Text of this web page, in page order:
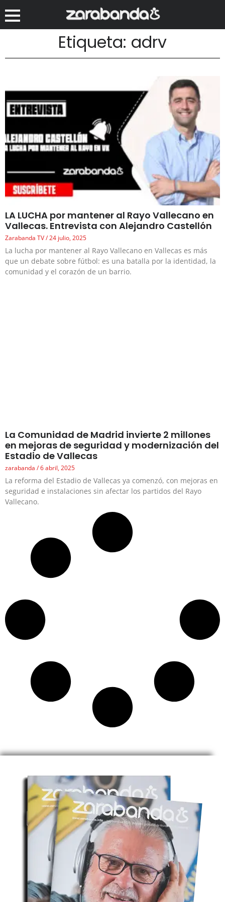
Etiqueta: adrv
LA LUCHA por mantener al Rayo Vallecano en
Vallecas. Entrevista con Alejandro Castellón
Zarabanda TV 24 julio, 2025
La lucha por mantener al Rayo Vallecano en Vallecas es más
que un debate sobre fútbol: es una batalla por la identidad, la
comunidad y el corazón de un barrio.
La Comunidad de Madrid invierte 2 millones
en mejoras de seguridad y modernización del
Estadio de Vallecas
zarabanda 6 abril, 2025
La reforma del Estadio de Vallecas ya comenzó, con mejoras en
seguridad e instalaciones sin afectar los partidos del Rayo
Vallecano.